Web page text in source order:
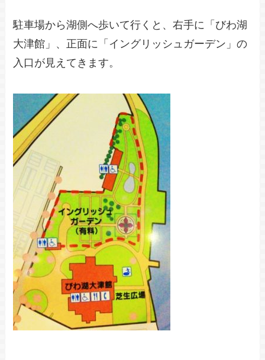
駐車場から湖側へ歩いて行くと、右手に「びわ湖
大津館」、正面に「イングリッシュガーデン」の
入口が見えてきます。